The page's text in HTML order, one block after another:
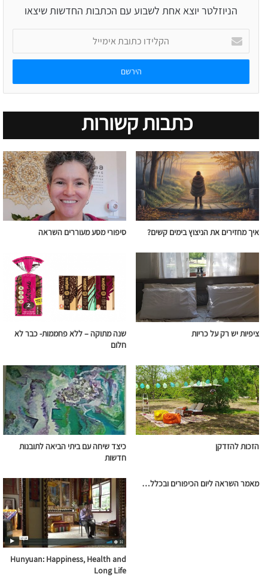
הניוזלטר יוצא אחת לשבוע עם הכתבות החדשות שיצאו
הקלידו
כתובת
אימייל
כתבות קשורות
איך מחזירים את הניצוץ בימים קשים? סיפורי מסע מעוררים השראה
ציפיות יש רק על כריות
שנה מתוקה – ללא פחממות- כבר לא
חלום
הזכות להזדקן
כיצד שיחה עם ביתי הביאה לתובנות
חדשות
מאמר השראה ליום הכיפורים ובכלל…
Hunyuan: Happiness, Health and
Long Life